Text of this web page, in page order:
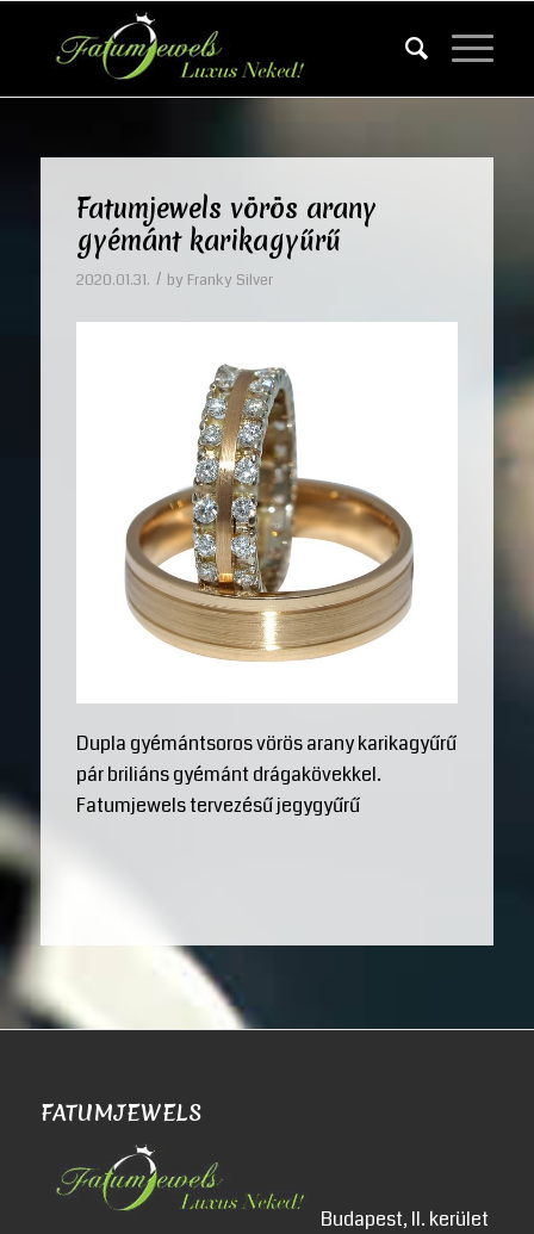
Fatumjewels vörös arany
gyémánt karikagyűrű
2020.01.31. / by Franky Silver
Dupla gyémántsoros vörös arany karikagyűrű
pár briliáns gyémánt drágakövekkel.
Fatumjewels tervezésű jegygyűrű
FATUMJEWELS
Budapest, II. kerület